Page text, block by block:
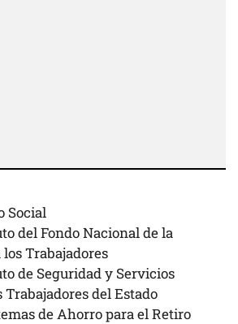
Social
del Fondo Nacional de la
Trabajadores
de Seguridad y Servicios
Trabajadores del Estado
de Ahorro para el Retiro